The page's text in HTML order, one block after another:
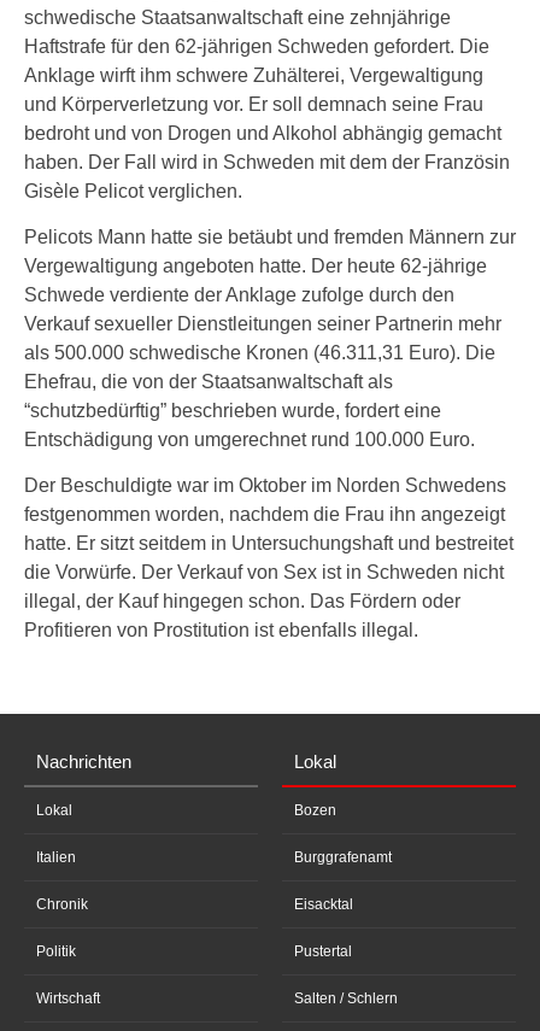
schwedische Staatsanwaltschaft eine zehnjährige
Haftstrafe für den 62-jährigen Schweden gefordert. Die
Anklage wirft ihm schwere Zuhälterei, Vergewaltigung
und Körperverletzung vor. Er soll demnach seine Frau
bedroht und von Drogen und Alkohol abhängig gemacht
haben. Der Fall wird in Schweden mit dem der Französin
Gisèle Pelicot verglichen.
Pelicots Mann hatte sie betäubt und fremden Männern zur
Vergewaltigung angeboten hatte. Der heute 62-jährige
Schwede verdiente der Anklage zufolge durch den
Verkauf sexueller Dienstleitungen seiner Partnerin mehr
als 500.000 schwedische Kronen (46.311,31 Euro). Die
Ehefrau, die von der Staatsanwaltschaft als
“schutzbedürftig” beschrieben wurde, fordert eine
Entschädigung von umgerechnet rund 100.000 Euro.
Der Beschuldigte war im Oktober im Norden Schwedens
festgenommen worden, nachdem die Frau ihn angezeigt
hatte. Er sitzt seitdem in Untersuchungshaft und bestreitet
die Vorwürfe. Der Verkauf von Sex ist in Schweden nicht
illegal, der Kauf hingegen schon. Das Fördern oder
Profitieren von Prostitution ist ebenfalls illegal.
Nachrichten
Lokal
Italien
Chronik
Politik
Wirtschaft
Lokal
Bozen
Burggrafenamt
Eisacktal
Pustertal
Salten / Schlern